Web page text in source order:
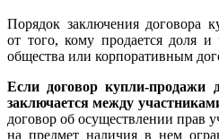
Порядок заключения договора
от того, кому продается доля и
общества или корпоративным
Если договор купли-продажи
заключается между
договор об осуществлении прав
на предмет наличия в нем